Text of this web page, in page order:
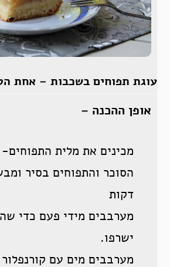
עוגת תפוחים בשכבות – אחת
אופן ההכנה –
מכינים את מלית
דקות
מערבבים מידי פעם כדי
ישרפו.
מערבבים מים עם קורנפלור